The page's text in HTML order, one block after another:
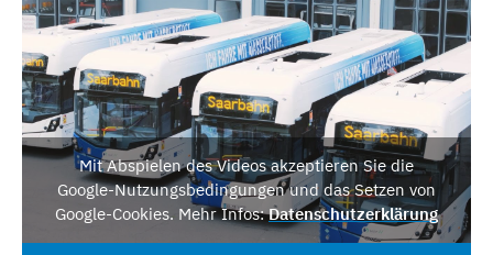
Mit Abspielen des Videos akzeptieren Sie die
Google-Nutzungsbedingungen und das Setzen von
Google-Cookies. Mehr Infos:Datenschutzerklärung